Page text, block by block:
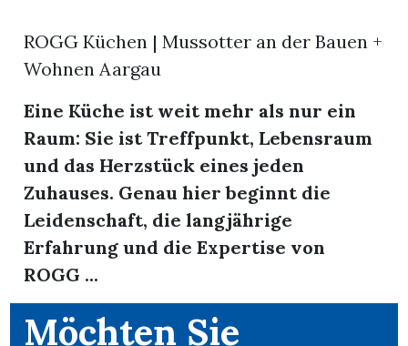
ROGG Küchen | Mussotter an der Bauen +
Wohnen Aargau
Eine Küche ist weit mehr als nur ein
Raum: Sie ist Treffpunkt, Lebensraum
und das Herzstück eines jeden
Zuhauses. Genau hier beginnt die
Leidenschaft, die langjährige
Erfahrung und die Expertise von
ROGG ...
Möchten Sie